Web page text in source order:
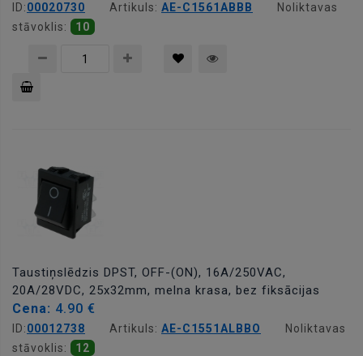
ID:00020730 Artikuls: AE-C1561ABBB
Noliktavas
stāvoklis:
10
Taustiņslēdzis DPST, OFF-(ON), 16A/250VAC,
20A/28VDC, 25x32mm, melna krasa, bez fiksācijas
Cena: 4.90 €
ID:00012738 Artikuls: AE-C1551ALBBO
Noliktavas
stāvoklis:
12